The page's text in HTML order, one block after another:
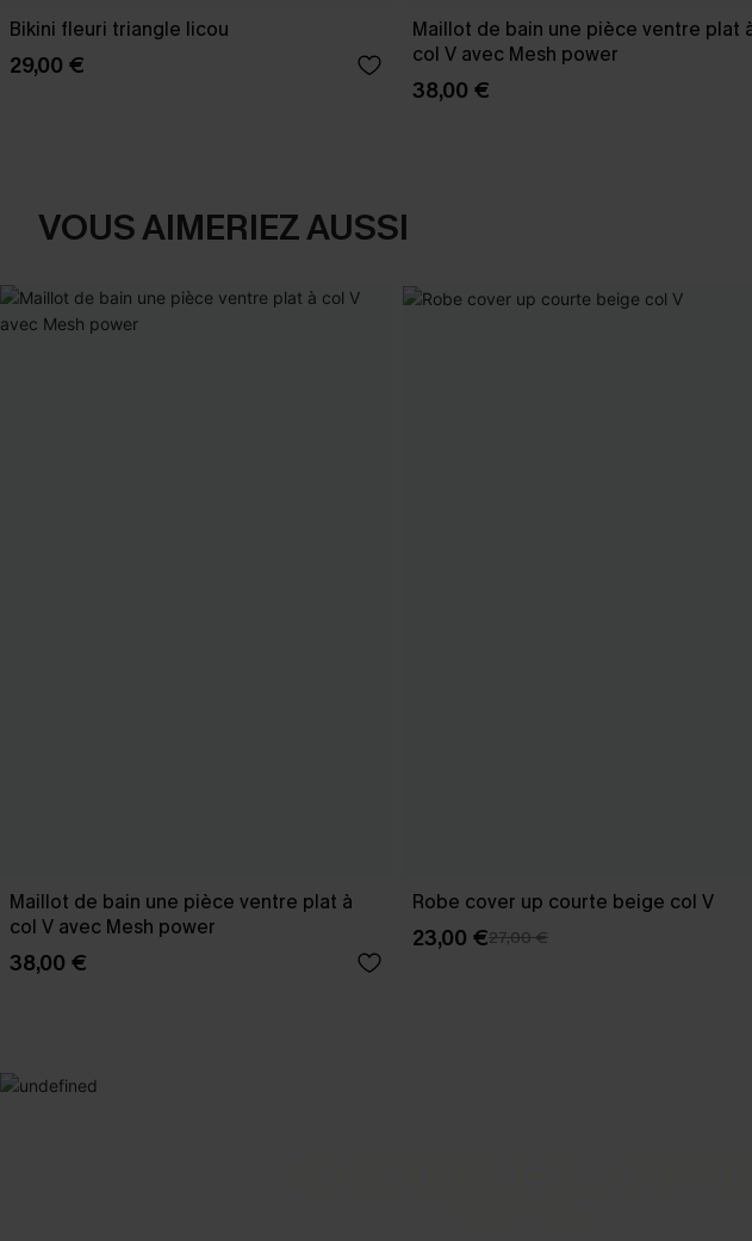
Bikini fleuri triangle licou
29,00 €
Maillot de bain une pièce ventre plat
col V avec Mesh power
38,00 €
VOUS AIMERIEZ AUSSI
Maillot de bain une pièce ventre plat à
col V avec Mesh power
38,00 €
Robe cover up courte beige col V
23,00 €27,00 €